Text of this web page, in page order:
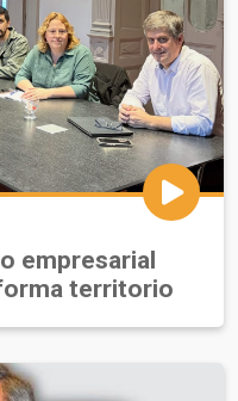
empresarial
territorio